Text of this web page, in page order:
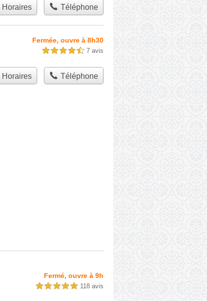
Horaires Téléphone
Fermée, ouvre à 8h30
4,5 étoiles sur 5 7 avis
Horaires Téléphone
Fermé, ouvre à 9h
5,0 étoiles sur 5 118 avis